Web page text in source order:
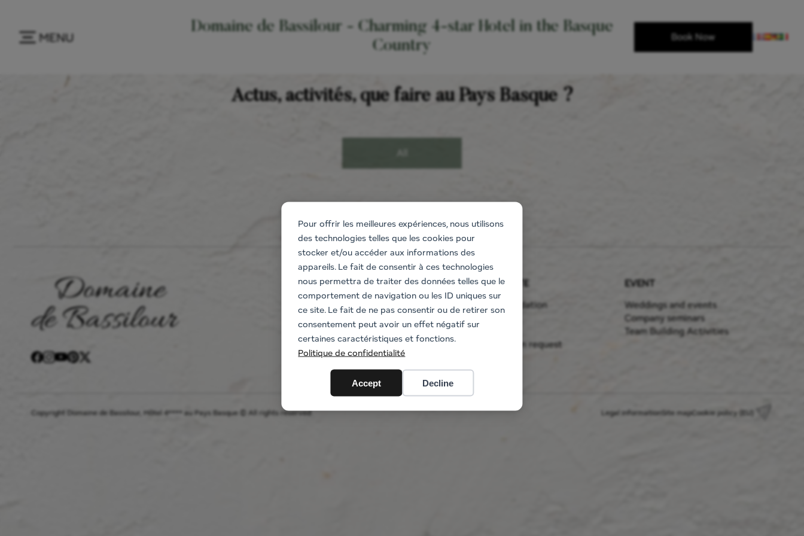
Pour offrir les meilleures expériences, nous utilisons
des technologies telles que les cookies pour
stocker et/ou accéder aux informations des
appareils. Le fait de consentir à ces technologies
nous permettra de traiter des données telles que le
comportement de navigation ou les ID uniques sur
ce site. Le fait de ne pas consentir ou de retirer son
consentement peut avoir un effet négatif sur
certaines caractéristiques et fonctions.
Politique de confidentialité
Accept Decline
MENU
Domaine de Bassilour - Charming 4-star Hotel in the Basque
Country
Book Now
Actus, activités, que faire au Pays Basque ?
CONTACT
1562 Rue Bassilour
64210 Bidart
05 59 41 90 85
bassilour@gmail.com
THE ESTATE
Accommodation
The villa
Information request
EVENT
Weddings and events
Company seminars
Team Building Activities
Copyright Domaine de Bassilour, Hôtel 4**** au Pays Basque © All rights reserved Legal informationSite mapCookie policy (EU)